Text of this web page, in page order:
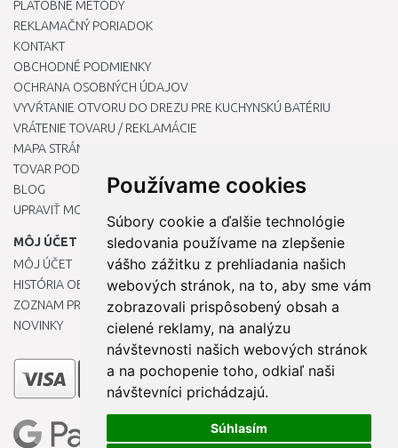
Používame cookies
Súbory cookie a ďalšie technológie
sledovania používame na zlepšenie
vášho zážitku z prehliadania našich
webových stránok, na to, aby sme vám
zobrazovali prispôsobený obsah a
cielené reklamy, na analýzu
návštevnosti našich webových stránok
a na pochopenie toho, odkiaľ naši
návštevníci prichádzajú.
Súhlasím
PLATOBNÉ METÓDY
REKLAMAČNÝ PORIADOK
KONTAKT
OBCHODNÉ PODMIENKY
OCHRANA OSOBNÝCH ÚDAJOV
VYVŔTANIE OTVORU DO DREZU PRE KUCHYNSKÚ BATÉRIU
VRÁTENIE TOVARU / REKLAMÁCIE
MAPA STRÁNOK
TOVAR PODĽA ZNAČIEK
BLOG
UPRAVIŤ MOJE PREDVOĽBY COOKIES
MÔJ ÚČET
MÔJ ÚČET
HISTÓRIA OBJEDNÁVOK
ZOZNAM PRIANÍ
NOVINKY